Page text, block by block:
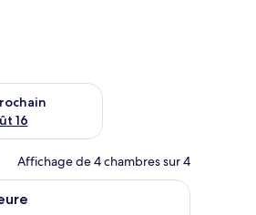
16
le week-end prochain août 14 -
Affichage de 4 chambres sur 4
chaise.
Une chambre d’hôtel avec un grand lit,